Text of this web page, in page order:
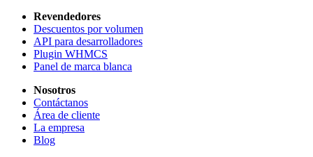
Revendedores
Descuentos por volumen
API para desarrolladores
Plugin WHMCS
Panel de marca blanca
Nosotros
Contáctanos
Área de cliente
La empresa
Blog